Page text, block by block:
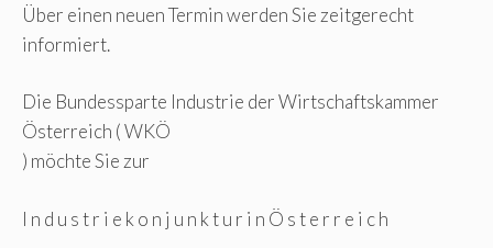
Über einen neuen Termin werden Sie zeitgerecht
informiert.
Die Bundessparte Industrie der Wirtschaftskammer
Österreich ( WKÖ
) möchte Sie zur
I n d u s t r i e k o n j u n k t u r i n Ö s t e r r e i c h